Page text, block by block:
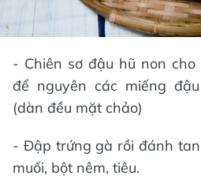
- Chiên sơ đậu hũ non
để nguyên các miếng
(dàn đều mặt chảo)
- Đập trứng gà rồi đánh
muối, bột nêm, tiêu.